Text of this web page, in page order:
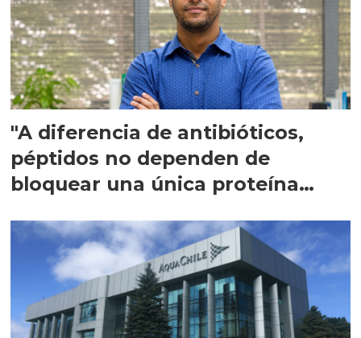
"A diferencia de antibióticos,
péptidos no dependen de
bloquear una única proteína